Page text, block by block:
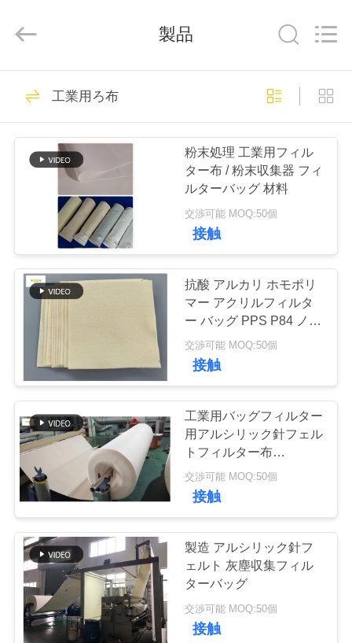
プ
ト
ち
に
関
し
て
は
Environmental
Co.,Ltd..
Reserved.
集塵フィルターバ
ッグ
115
アラミドフィルタ
ーバッグ
99
ポリエステル フィ
ルター・バッグ
113
液体フィルターバ
製品
工業用ろ布
粉末処理 工業用フィル
ター布 / 粉末収集器 フィ
ルターバッグ 材料
交渉可能 MOQ:50個
接触
抗酸 アルカリ ホモポリ
マー アクリルフィルタ
ー バッグ PPS P84 ノー
ムックス ファイバーグ
ラス
交渉可能 MOQ:50個
接触
工業用バッグフィルター
用アルシリック針フェル
トフィルター布
550GSM
交渉可能 MOQ:50個
接触
製造 アルシリック針フ
ェルト 灰塵収集フィル
ターバッグ
交渉可能 MOQ:50個
接触